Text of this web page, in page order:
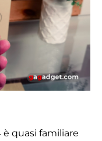
quasi familiare